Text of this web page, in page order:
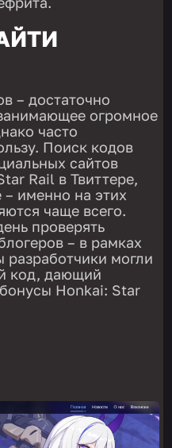
– достаточно
огромное
часто
Поиск кодов
сайтов
Rail в Твиттере,
именно на этих
чаще всего.
проверять
– в рамках
могли
код, дающий
Honkai: Star